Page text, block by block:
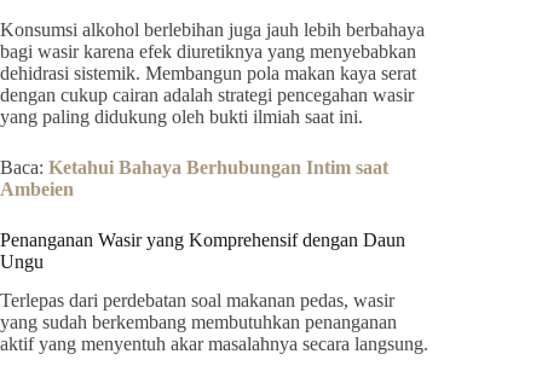
Konsumsi alkohol berlebihan juga jauh lebih berbahaya
bagi wasir karena efek diuretiknya yang menyebabkan
dehidrasi sistemik. Membangun pola makan kaya serat
dengan cukup cairan adalah strategi pencegahan wasir
yang paling didukung oleh bukti ilmiah saat ini.
Baca: Ketahui Bahaya Berhubungan Intim saat
Ambeien
Penanganan Wasir yang Komprehensif dengan Daun
Ungu
Terlepas dari perdebatan soal makanan pedas, wasir
yang sudah berkembang membutuhkan penanganan
aktif yang menyentuh akar masalahnya secara langsung.